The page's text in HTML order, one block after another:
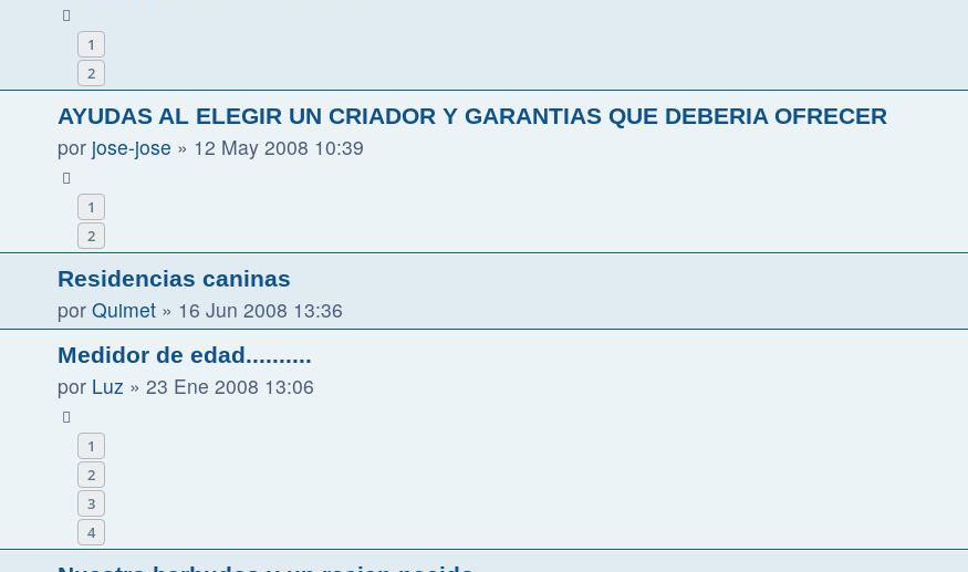
1
2
AYUDAS AL ELEGIR UN CRIADOR Y GARANTIAS QUE DEBERIA OFRECER
por jose-jose » 12 May 2008 10:39
1
2
Residencias caninas
por Quimet » 16 Jun 2008 13:36
Medidor de edad..........
por Luz » 23 Ene 2008 13:06
1
2
3
4